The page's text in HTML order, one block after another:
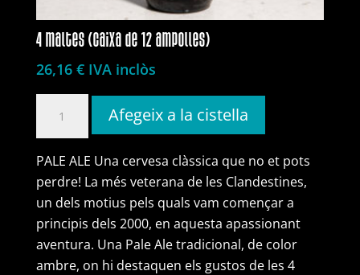
4 maltes (caixa de 12 ampolles)
26,16 € IVA inclòs
maltes
(caixa
de
12
ampolles)
Afegeix a la cistella
PALE ALE Una cervesa clàssica que no et pots
perdre! La més veterana de les Clandestines,
un dels motius pels quals vam començar a
principis dels 2000, en aquesta apassionant
aventura. Una Pale Ale tradicional, de color
ambre, on hi destaquen els gustos de les 4